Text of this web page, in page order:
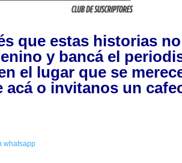
que estas historias
y bancá el
el lugar que se
acáo invitanos un